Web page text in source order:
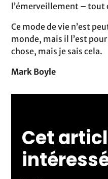
l’émerveillement – tout
Ce mode de vie n’est
monde, mais il l’est
chose, mais je sais cela.
Mark Boyle
Cet